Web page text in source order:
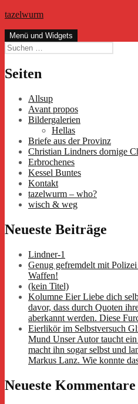
Zum
springen
tazelwurm
Menü und Widgets
Suchen
nach:
Seiten
Allsup
Avant propos
Bildergalerien
Hellas
Briefe aus der Provinz
Christian Lindners dornige
Erbrochenes
Kessel Buntes
Kontakt
tazelwurm – who?
wisch & weg
Neueste Beiträge
Lindner-1
Genug gefremdelt mit
Waffen!
(kein Titel)
Kolumne Eier Liebe dich
davor, dass durch Quoten
aberkannt werden. Diese
Eierlikör im Selbstversuch
Mund Unser Autor taucht
macht ihn sogar selbst und
Markus Lanz. Wie konnte
Neueste Kommentare